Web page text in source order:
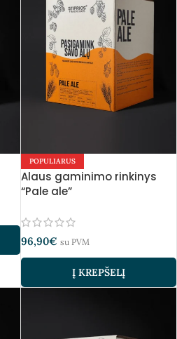
POPULIARUS
Alaus gaminimo rinkinys
“Pale ale”
96,90€ su PVM
Į KREPŠELĮ